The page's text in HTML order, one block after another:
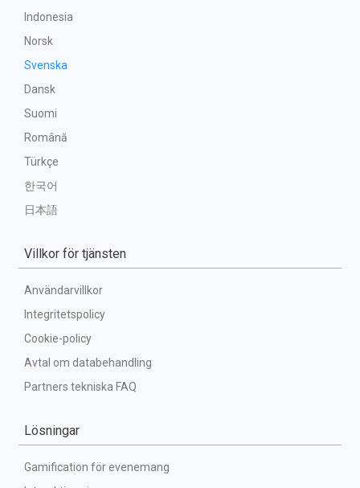
Indonesia
Norsk
Svenska
Dansk
Suomi
Română
Türkçe
한국어
日本語
Villkor för tjänsten
Användarvillkor
Integritetspolicy
Cookie-policy
Avtal om databehandling
Partners tekniska FAQ
Lösningar
Gamification för evenemang